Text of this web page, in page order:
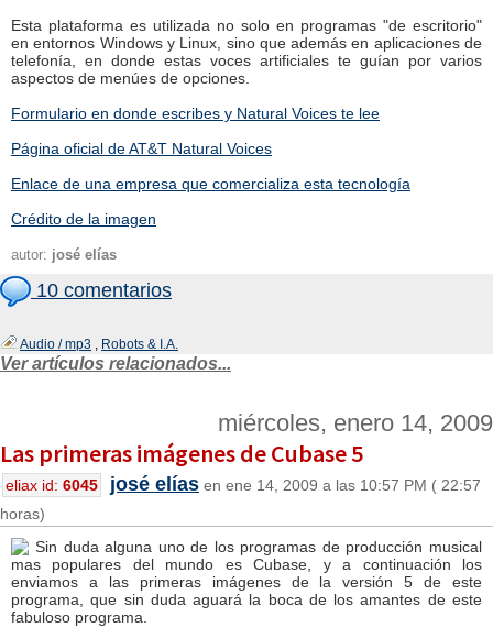
Esta plataforma es utilizada no solo en programas "de escritorio"
en entornos Windows y Linux, sino que además en aplicaciones de
telefonía, en donde estas voces artificiales te guían por varios
aspectos de menúes de opciones.
Formulario en donde escribes y Natural Voices te lee
Página oficial de AT&T Natural Voices
Enlace de una empresa que comercializa esta tecnología
Crédito de la imagen
autor: josé elías
10 comentarios
Audio / mp3 , Robots & I.A.
Ver artículos relacionados...
miércoles, enero 14, 2009
Las primeras imágenes de Cubase 5
eliax id: 6045 josé elías en ene 14, 2009 a las 10:57 PM ( 22:57
horas)
Sin duda alguna uno de los programas de producción musical
mas populares del mundo es Cubase, y a continuación los
enviamos a las primeras imágenes de la versión 5 de este
programa, que sin duda aguará la boca de los amantes de este
fabuloso programa.